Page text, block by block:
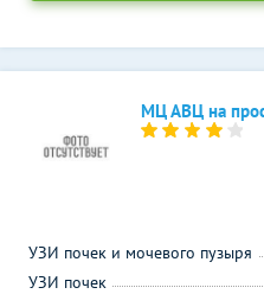
МЦ АВЦ на
УЗИ почек и мочевого пузыря
УЗИ почек